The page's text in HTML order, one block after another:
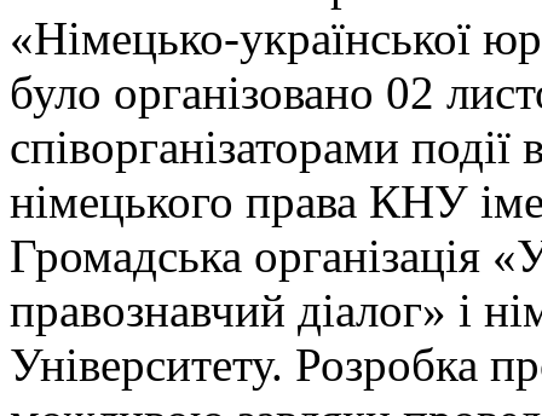
«Німецько-української
було організовано 02
співорганізаторами
німецького права КНУ
Громадська організація
правознавчий діалог» і
Університету. Розробка